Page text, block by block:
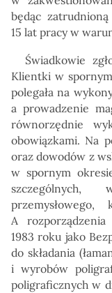
będąc
15 lat pracy w
Świadkowie
Klientki w
polegała na
a prowadzenie
równorzędnie
obowiązkami. Na
oraz dowodów z
w spornym
szczególnych,
A
1983 roku jako
do składania
i wyrobów
poligraficznych w